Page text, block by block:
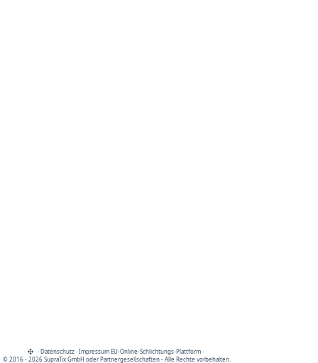
· · ·Datenschutz·Impressum EU-Online-Schlichtungs-Plattform·
© 2016 - 2026 SupraTix GmbH oder Partnergesellschaften - Alle Rechte vorbehalten.